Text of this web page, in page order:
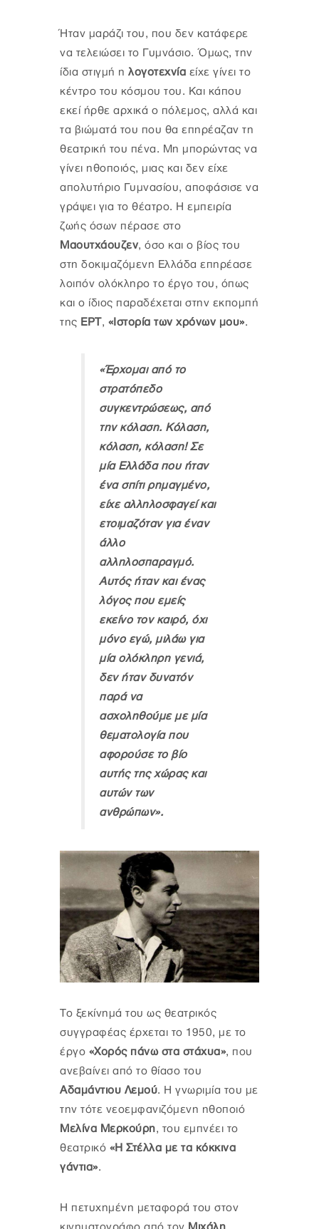
Ήταν μαράζι του, που δεν κατάφερε
να τελειώσει το Γυμνάσιο. Όμως, την
ίδια στιγμή η λογοτεχνία είχε γίνει το
κέντρο του κόσμου του. Και κάπου
εκεί ήρθε αρχικά ο πόλεμος, αλλά και
τα βιώματά του που θα επηρέαζαν τη
θεατρική του πένα. Μη μπορώντας να
γίνει ηθοποιός, μιας και δεν είχε
απολυτήριο Γυμνασίου, αποφάσισε να
γράψει για το θέατρο. Η εμπειρία
ζωής όσων πέρασε στο
Μαουτχάουζεν, όσο και ο βίος του
στη δοκιμαζόμενη Ελλάδα επηρέασε
λοιπόν ολόκληρο το έργο του, όπως
και ο ίδιος παραδέχεται στην εκπομπή
της ΕΡΤ, «Ιστορία των χρόνων μου».
«Έρχομαι από το
στρατόπεδο
συγκεντρώσεως, από
την κόλαση. Κόλαση,
κόλαση, κόλαση! Σε
μία Ελλάδα που ήταν
ένα σπίτι ρημαγμένο,
είχε αλληλοσφαγεί και
ετοιμαζόταν για έναν
άλλο
αλληλοσπαραγμό.
Αυτός ήταν και ένας
λόγος που εμείς
εκείνο τον καιρό, όχι
μόνο εγώ, μιλάω για
μία ολόκληρη γενιά,
δεν ήταν δυνατόν
παρά να
ασχοληθούμε με μία
θεματολογία που
αφορούσε το βίο
αυτής της χώρας και
αυτών των
ανθρώπων».
Το ξεκίνημά του ως θεατρικός
συγγραφέας έρχεται το 1950, με το
έργο «Χορός πάνω στα στάχυα», που
ανεβαίνει από το θίασο του
Αδαμάντιου Λεμού. Η γνωριμία του με
την τότε νεοεμφανιζόμενη ηθοποιό
Μελίνα Μερκούρη, του εμπνέει το
θεατρικό «Η Στέλλα με τα κόκκινα
γάντια».
Η πετυχημένη μεταφορά του στον